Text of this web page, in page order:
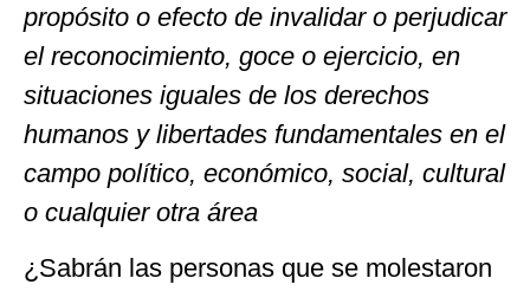
propósito o efecto de invalidar o perjudicar
el reconocimiento, goce o ejercicio, en
situaciones iguales de los derechos
humanos y libertades fundamentales en el
campo político, económico, social, cultural
o cualquier otra área
¿Sabrán las personas que se molestaron